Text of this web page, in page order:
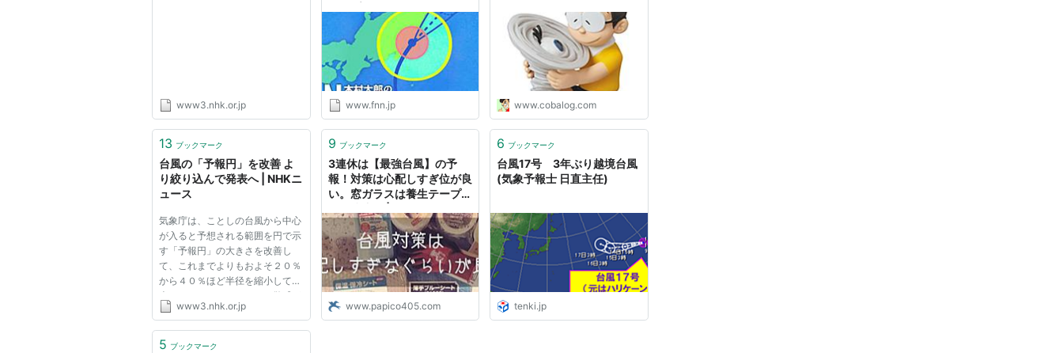
www3.nhk.or.jp www.fnn.jp www.cobalog.com
13 ブックマーク
台風の「予報円」を改善 よ
り絞り込んで発表へ | NHKニ
ュース
気象庁は、ことしの台風から中心
が入ると予想される範囲を円で示
す「予報円」の大きさを改善し
て、これまでよりもおよそ２０％
から４０％ほど半径を縮小して発
表することになりました。警戒が
必要な範囲をより絞り込んで予報
す。 その後、去年７月から運用
www3.nhk.or.jp
9 ブックマーク
3連休は【最強台風】の予
報！対策は心配しすぎ位が良
い。窓ガラスは養生テープで
www.papico405.com
6 ブックマーク
台風17号 3年ぶり越境台風
(気象予報士 日直主任)
tenki.jp
5 ブックマーク